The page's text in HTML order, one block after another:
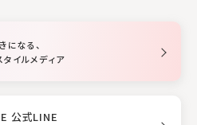
になる、
タイルメディア
公式LINE